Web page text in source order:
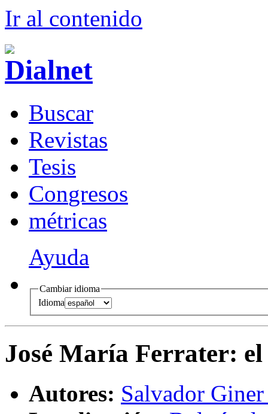
Ir al contenido
Buscar
Revistas
Tesis
Congresos
métricas
Ayuda
Cambiar idioma
Idioma
José María Ferrater:
Autores: Salvador